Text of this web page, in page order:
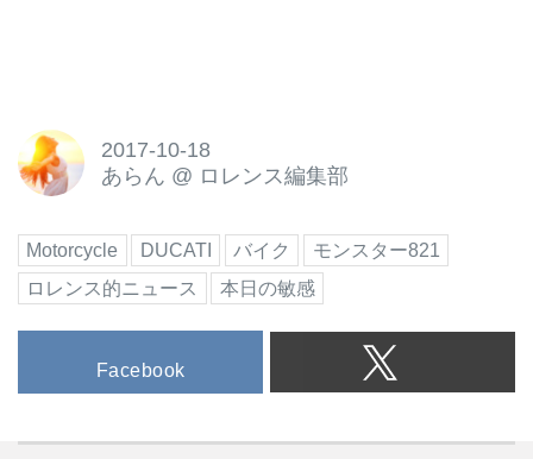
2017-10-18
あらん @ ロレンス編集部
Motorcycle DUCATI バイク
モンスター821
ロレンス的ニュース
本日の敏感
Facebook